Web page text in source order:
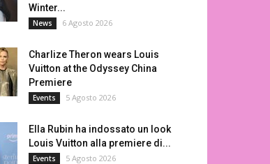
Winter...
News 6 Agosto 2026
Charlize Theron wears Louis
Vuitton at the Odyssey China
Premiere
Events 5 Agosto 2026
Ella Rubin ha indossato un look
Louis Vuitton alla premiere di...
Events 5 Agosto 2026